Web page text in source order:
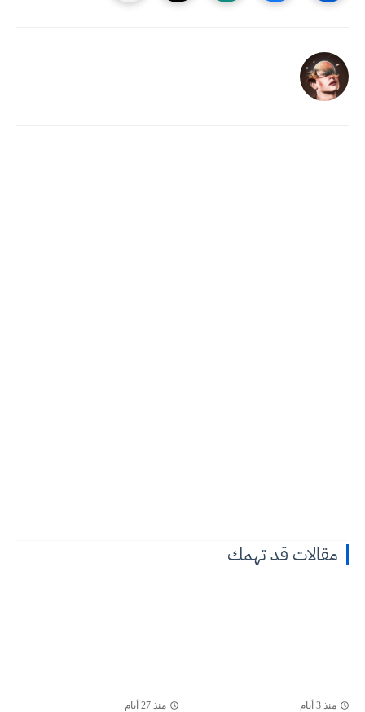
مقالات قد تهمك
منذ 3 أيام منذ 27 أيام